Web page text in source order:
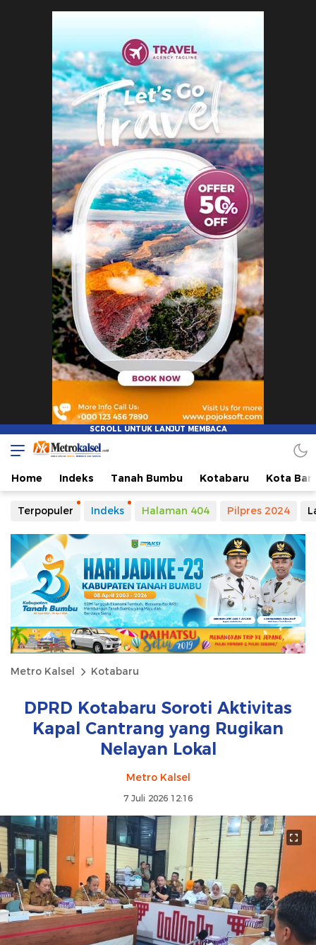
Home Indeks Tanah Bumbu Kotabaru Kota
Terpopuler Indeks Halaman 404 Pilpres 2024
Metro Kalsel Kotabaru
DPRD Kotabaru Soroti Aktivitas
Kapal Cantrang yang Rugikan
Nelayan Lokal
Metro Kalsel
7 Juli 2026 12:16